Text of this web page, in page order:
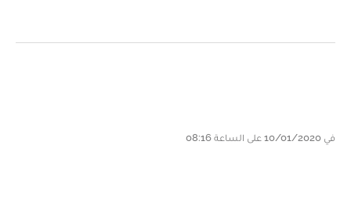
في 10/01/2020 على الساعة 08:16